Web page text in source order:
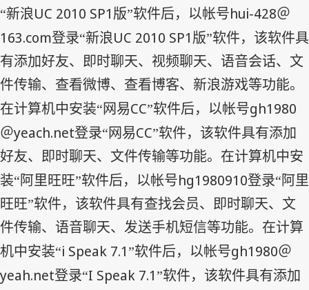
“新浪UC 2010 SP1 版”软件后，以帐号hui-428＠
163.com登录“新浪UC 2010 SP1 版”软件，该软件具
有添加好友、即时聊天、视频聊天、语音会话、文
件传输、查看微博、查看博客、新浪游戏等功能。
在计算机中安装“网易CC”软件后，以帐号gh1980
＠yeach.net登录“网易CC”软件，该软件具有添加
好友、即时聊天、文件传输等功能。在计算机中安
装“阿里旺旺”软件后，以帐号hg1980910登录“阿里
旺旺”软件，该软件具有查找会员、即时聊天、文
件传输、语音聊天、发送手机短信等功能。在计算
机中安装“i Speak 7.1 ”软件后，以帐号gh1980＠
yeah.net登录“I Speak 7.1 ”软件，该软件具有添加